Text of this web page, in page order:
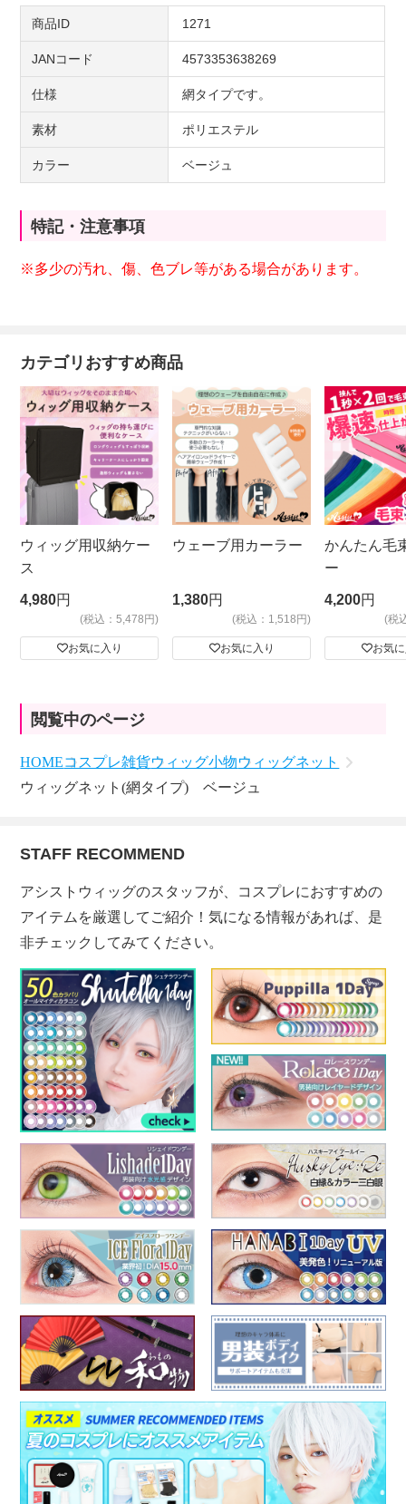
商品ID 1271
JANコード 4573353638269
仕様 網タイプです。
素材 ポリエステル
カラー ベージュ
特記・注意事項
※多少の汚れ、傷、色ブレ等がある場合があります。
カテゴリおすすめ商品
ウィッグ用収納ケー
ス
4,980円
(税込：5,478円)
お気に入り
ウェーブ用カーラー
1,380円
(税込：1,518円)
お気に入り
かんたん毛
ー
4,200円
(税
お気
閲覧中のページ
HOMEコスプレ雑貨ウィッグ小物ウィッグネット
ウィッグネット(網タイプ) ベージュ
STAFF RECOMMEND
アシストウィッグのスタッフが、コスプレにおすすめの
アイテムを厳選してご紹介！気になる情報があれば、是
非チェックしてみてください。